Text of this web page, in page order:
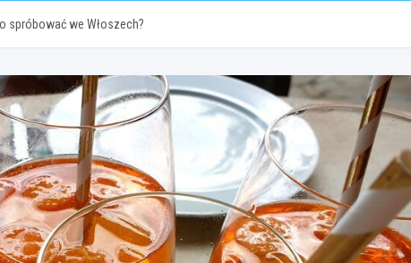
spróbować we Włoszech?